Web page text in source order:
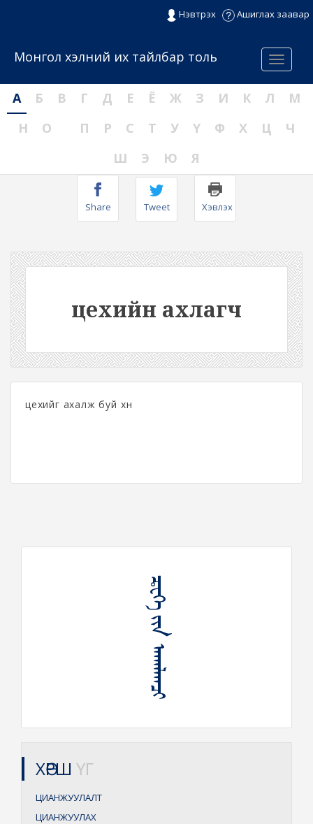
Нэвтрэх Ашиглах заавар
Menu
Монгол хэлний их тайлбар толь
А Б В Г Д Е Ё Ж З И К Л
М
Н
О П Р С Т У Ү Ф Х Ц
Ч
Ш
Э Ю Я
Share Tweet Хэвлэх
цехийн ахлагч
цехийг ахалж буй хүн
ᠼᠧᠭᠡ ᠶᠢᠨ ᠠᠬᠠᠯᠠᠭᠴᠢ
ХӨРШ ҮГ
ЦИАНЖУУЛАЛТ
ЦИАНЖУУЛАХ